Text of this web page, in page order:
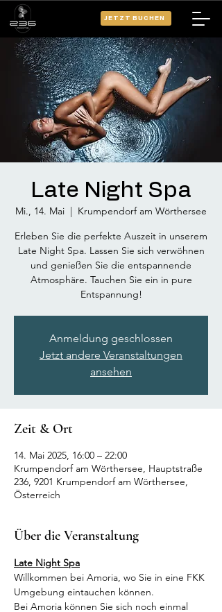
JETZT BUCHEN
Late Night Spa
Mi., 14. Mai
  |
Krumpendorf am Wörthersee
Erleben Sie die perfekte Auszeit in unserem
Late Night Spa. Lassen Sie sich verwöhnen
und genießen Sie die entspannende
Atmosphäre. Tauchen Sie ein in pure
Entspannung!
Anmeldung geschlossen
Jetzt andere Veranstaltungen
ansehen
Zeit & Ort
14. Mai 2025, 16:00 – 22:00
Krumpendorf am Wörthersee, Hauptstraße
236, 9201 Krumpendorf am Wörthersee,
Österreich
Über die Veranstaltung
Late Night Spa
Willkommen bei Amoria, wo Sie in eine FKK
Umgebung eintauchen können.
Bei Amoria können Sie sich noch einmal